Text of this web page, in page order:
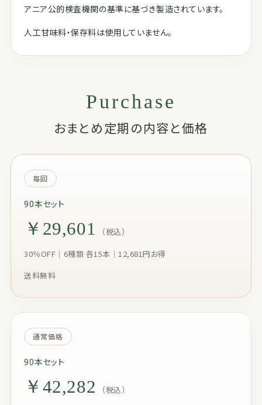
アニア公的検査機関の基準に基づき製造されています。
人工甘味料・保存料は使用していません。
Purchase
おまとめ定期の内容と価格
毎回
90本セット
￥29,601
（税込）
30％OFF｜6種類 各15本｜12,681円お得
送料無料
通常価格
90本セット
￥42,282
（税込）